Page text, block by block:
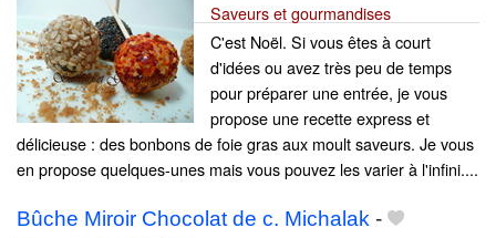
Saveurs et gourmandises
C'est Noël. Si vous êtes à court
d'idées ou avez très peu de temps
pour préparer une entrée, je vous
propose une recette express et
délicieuse : des bonbons de foie gras aux moult saveurs. Je vous
en propose quelques-unes mais vous pouvez les varier à l'infini....
Bûche Miroir Chocolat de c. Michalak -